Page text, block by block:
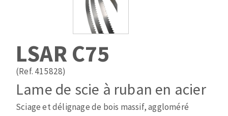
Pose des joints
Fraises carbure
Fers et plaquettes
Lames de scie à ruban
ABRASIFS APPLIQUÉS
Disques auto-agrippant
Patins
Bandes abrasives
Disques fibre et papier
Feuilles 230 x 280 mmDISQUES ABRASIFS
LSAR C75
(Ref. 415828)
Lame de scie à ruban en acier
Sciage et délignage de bois massif, aggloméré